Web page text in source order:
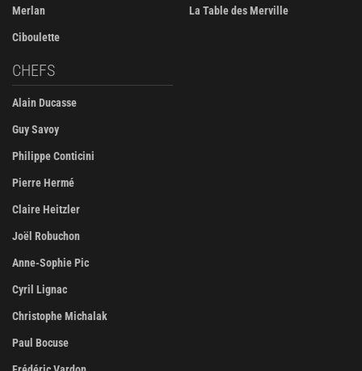
Merlan
Ciboulette
La Table des Merville
CHEFS
Alain Ducasse
Guy Savoy
Philippe Conticini
Pierre Hermé
Claire Heitzler
Joël Robuchon
Anne-Sophie Pic
Cyril Lignac
Christophe Michalak
Paul Bocuse